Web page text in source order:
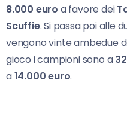
8.000 euro a favore dei
Scuffie. Si passa poi alle
vengono vinte ambedue
gioco i campioni sono a
a14.000 euro.